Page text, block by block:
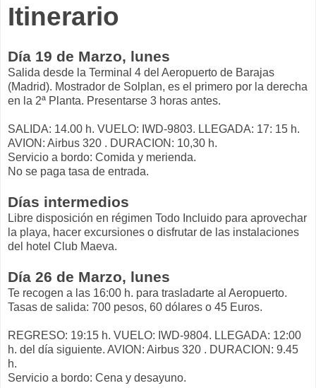
Itinerario
Día 19 de Marzo, lunes
Salida desde la Terminal 4 del Aeropuerto de Barajas
(Madrid). Mostrador de Solplan, es el primero por la derecha
en la 2ª Planta. Presentarse 3 horas antes.
SALIDA: 14.00 h. VUELO: IWD-9803. LLEGADA: 17: 15 h.
AVION: Airbus 320 . DURACION: 10,30 h.
Servicio a bordo: Comida y merienda.
No se paga tasa de entrada.
Días intermedios
Libre disposición en régimen Todo Incluido para aprovechar
la playa, hacer excursiones o disfrutar de las instalaciones
del hotel Club Maeva.
Día 26 de Marzo, lunes
Te recogen a las 16:00 h. para trasladarte al Aeropuerto.
Tasas de salida: 700 pesos, 60 dólares o 45 Euros.
REGRESO: 19:15 h. VUELO: IWD-9804. LLEGADA: 12:00
h. del día siguiente. AVION: Airbus 320 . DURACION: 9.45
h.
Servicio a bordo: Cena y desayuno.